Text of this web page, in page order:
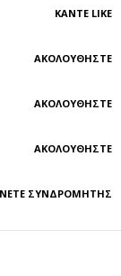
ΚΆΝΤΕ LIKE
ΑΚΟΛΟΥΘΉΣΤΕ
ΑΚΟΛΟΥΘΉΣΤΕ
ΑΚΟΛΟΥΘΉΣΤΕ
ΣΥΝΔΡΟΜΗΤΉΣ